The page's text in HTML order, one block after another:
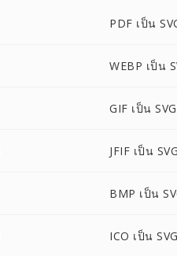
PDF เป็น
WEBP เป็น
GIF เป็น SVG
JFIF เป็น SVG
BMP เป็น
ICO เป็น SVG